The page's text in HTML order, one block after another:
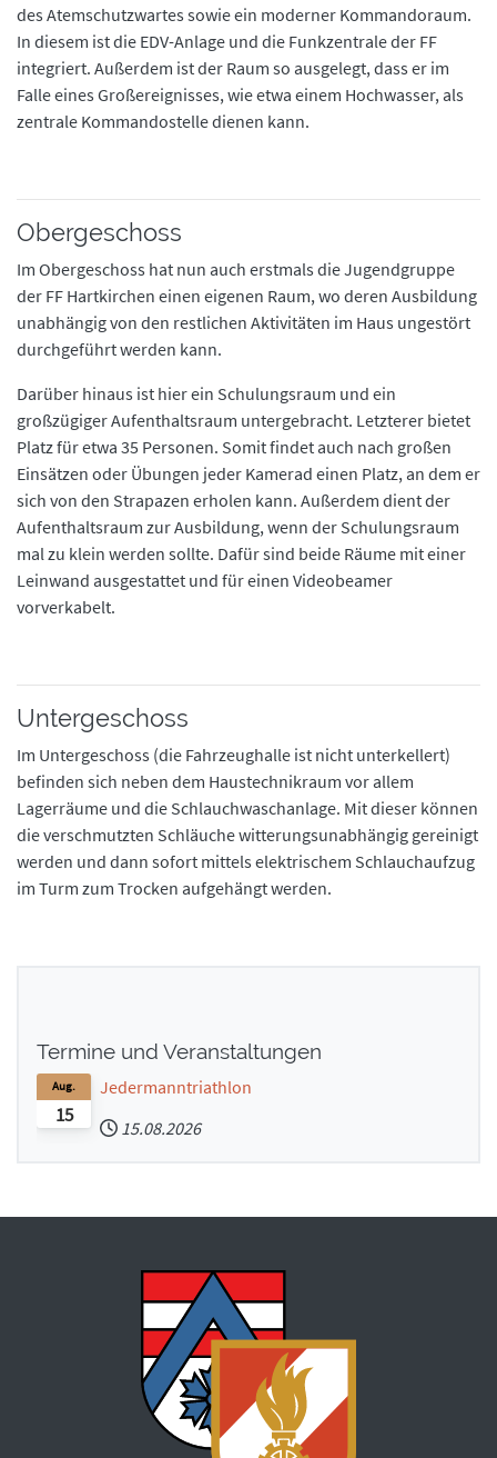
des Atemschutzwartes sowie ein moderner Kommandoraum.
In diesem ist die EDV-Anlage und die Funkzentrale der FF
integriert. Außerdem ist der Raum so ausgelegt, dass er im
Falle eines Großereignisses, wie etwa einem Hochwasser, als
zentrale Kommandostelle dienen kann.
Obergeschoss
Im Obergeschoss hat nun auch erstmals die Jugendgruppe
der FF Hartkirchen einen eigenen Raum, wo deren Ausbildung
unabhängig von den restlichen Aktivitäten im Haus ungestört
durchgeführt werden kann.
Darüber hinaus ist hier ein Schulungsraum und ein
großzügiger Aufenthaltsraum untergebracht. Letzterer bietet
Platz für etwa 35 Personen. Somit findet auch nach großen
Einsätzen oder Übungen jeder Kamerad einen Platz, an dem er
sich von den Strapazen erholen kann. Außerdem dient der
Aufenthaltsraum zur Ausbildung, wenn der Schulungsraum
mal zu klein werden sollte. Dafür sind beide Räume mit einer
Leinwand ausgestattet und für einen Videobeamer
vorverkabelt.
Untergeschoss
Im Untergeschoss (die Fahrzeughalle ist nicht unterkellert)
befinden sich neben dem Haustechnikraum vor allem
Lagerräume und die Schlauchwaschanlage. Mit dieser können
die verschmutzten Schläuche witterungsunabhängig gereinigt
werden und dann sofort mittels elektrischem Schlauchaufzug
im Turm zum Trocken aufgehängt werden.
Termine und Veranstaltungen
15
Aug.
Jedermanntriathlon
15.08.2026